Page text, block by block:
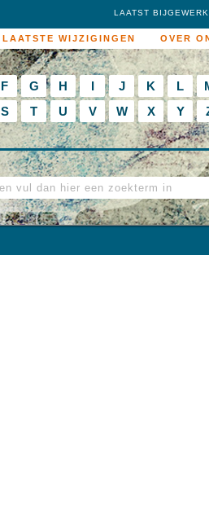
LAATSTE WIJZIGINGEN OVER
LAATST
F G H I J K L
S T U V W X Y